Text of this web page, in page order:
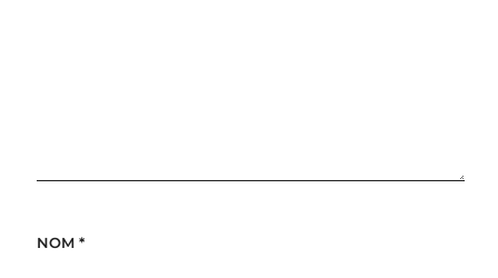
NOM *